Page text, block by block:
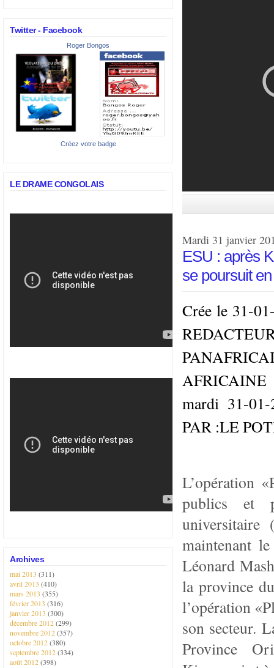
Twitter - Facebook
Roger Bongos
Créez votre badge
LE DRAME CONGOLAIS
Archives
mai 2013 (311)
avril 2013 (410)
mars 2013 (355)
février 2013 (316)
janvier 2013 (300)
décembre 2012(299)
novembre 2012(357)
octobre 2012(380)
septembre 2012(334)
août 2012(398)
Mardi 31 janvier
ESU : après
se poursuit
Crée le 31-
mardi 31-
PAR :LE
L’opération
publics et
universitaire
maintenant
Léonard
la province
l’opération
son secteur.
Province